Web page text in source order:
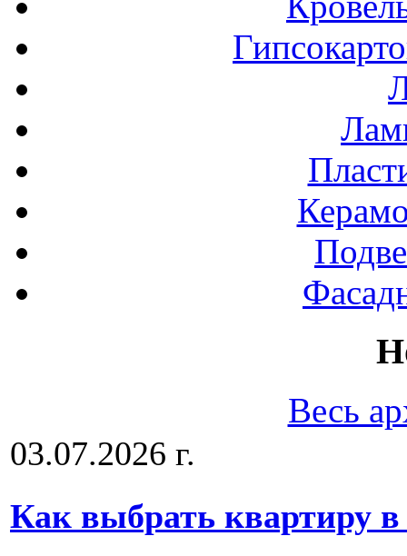
Весь
03.07.2026 г.
Как выбрать квартиру в